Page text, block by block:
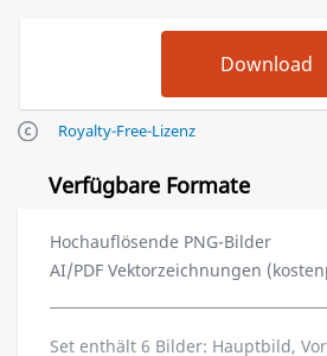
Royalty-Free-Lizenz
Verfügbare Formate
Hochauflösende PNG-Bilder
AI/PDF Vektorzeichnungen
Set enthält 6 Bilder: Hauptbild,